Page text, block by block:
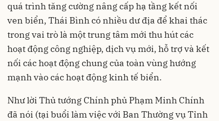
quá trình tăng cường nâng cấp hạ tầng kết nối
ven biển, Thái Bình có nhiều dư địa để khai thác
trong vai trò là một trung tâm mới thu hút các
hoạt động công nghiệp, dịch vụ mới, hỗ trợ và kết
nối các hoạt động chung của toàn vùng hướng
mạnh vào các hoạt động kinh tế biển.
Như lời Thủ tướng Chính phủ Phạm Minh Chính
đã nói (tại buổi làm việc với Ban Thường vụ Tỉnh